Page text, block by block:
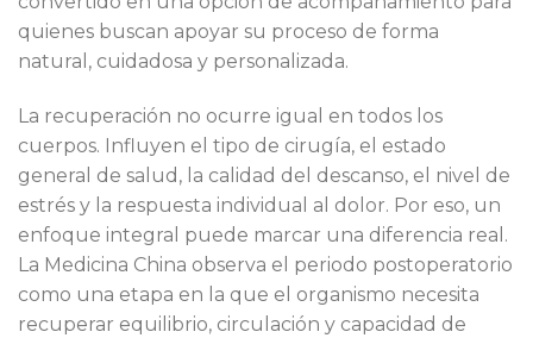
quienes buscan apoyar su proceso de forma
natural, cuidadosa y personalizada.
La recuperación no ocurre igual en todos los
cuerpos. Influyen el tipo de cirugía, el estado
general de salud, la calidad del descanso, el nivel de
estrés y la respuesta individual al dolor. Por eso, un
enfoque integral puede marcar una diferencia real.
La Medicina China observa el periodo postoperatorio
como una etapa en la que el organismo necesita
recuperar equilibrio, circulación y capacidad de